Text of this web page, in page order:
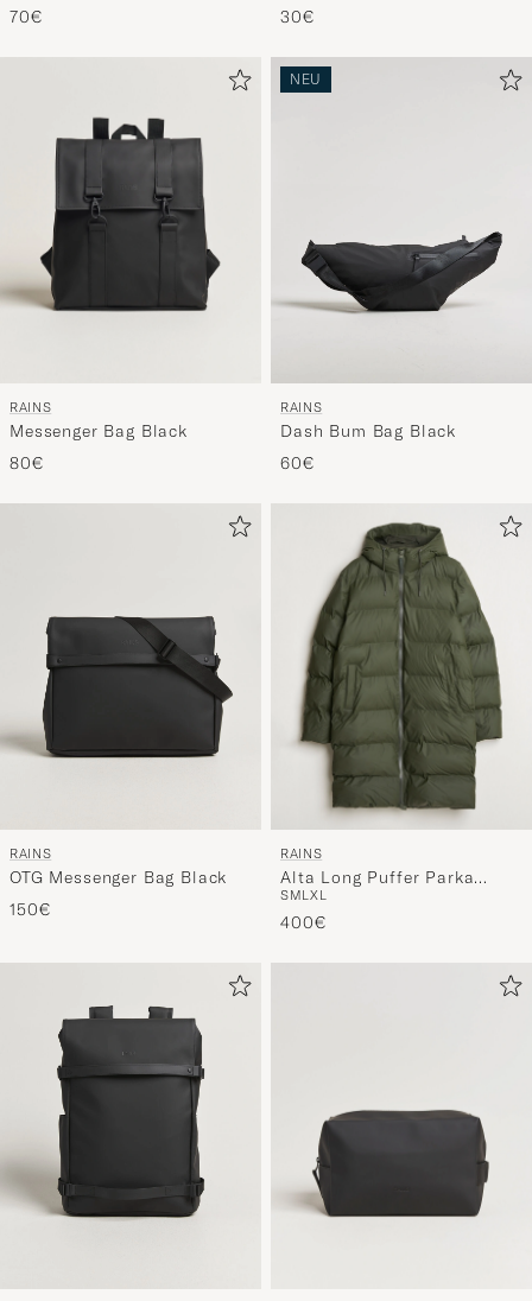
70€
30€
RAINS
Messenger Bag Black
80€
NEU
RAINS
Dash Bum Bag Black
60€
RAINS
OTG Messenger Bag Black
150€
RAINS
Alta Long Puffer Parka
Green
SMLXL
400€